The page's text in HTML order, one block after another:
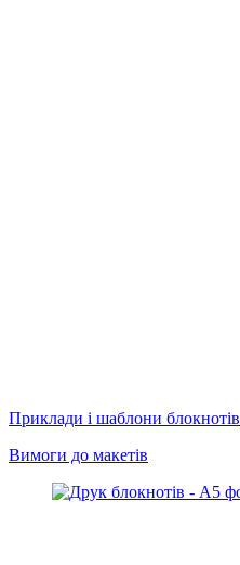
Приклади і шаблони блокнотів
Вимоги до макетів